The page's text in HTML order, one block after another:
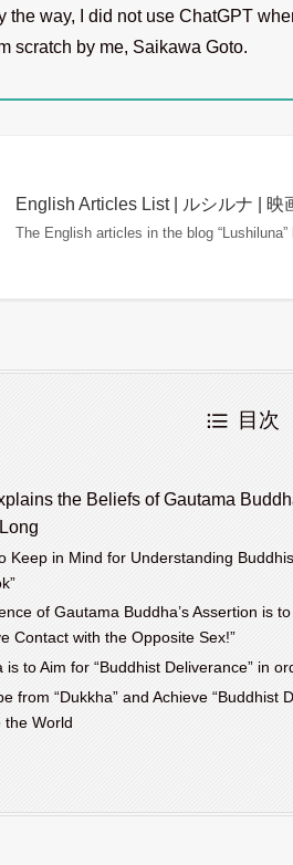
the way, I did not use ChatGPT
scratch by me, Saikawa Goto.
English Articles List | ルシルナ | 映
The English articles in the blog
目次
the Beliefs of Gautama
Keep in Mind for Understanding
of Gautama Buddha’s Assertion is
Contact with the Opposite Sex!”
is to Aim for “Buddhist Deliverance” in
from “Dukkha” and Achieve “Buddhist
the World